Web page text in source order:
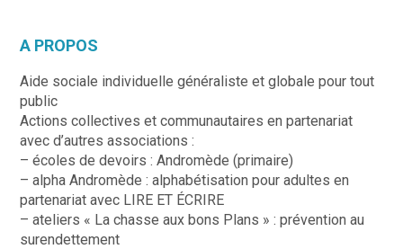
A PROPOS
Aide sociale individuelle généraliste et globale pour tout
public
Actions collectives et communautaires en partenariat
avec d’autres associations :
– écoles de devoirs : Andromède (primaire)
– alpha Andromède : alphabétisation pour adultes en
partenariat avec LIRE ET ÉCRIRE
– ateliers « La chasse aux bons Plans » : prévention au
surendettement